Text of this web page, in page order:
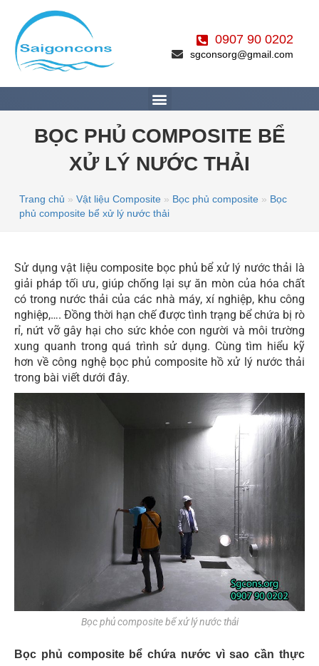
0907 90 0202
sgconsorg@gmail.com
BỌC PHỦ COMPOSITE BỂ
XỬ LÝ NƯỚC THẢI
Trang chủ »Vật liệu Composite » Bọc phủ composite » Bọc
phủ composite bể xử lý nước thải
Sử dụng vật liệu composite bọc phủ bể xử lý nước thải là
giải pháp tối ưu, giúp chống lại sự ăn mòn của hóa chất
có trong nước thải của các nhà máy, xí nghiệp, khu công
nghiệp,…. Đồng thời hạn chế được tình trạng bể chứa bị rò
rỉ, nứt vỡ gây hại cho sức khỏe con người và môi trường
xung quanh trong quá trình sử dụng. Cùng tìm hiểu kỹ
hơn về công nghệ bọc phủ composite hồ xử lý nước thải
trong bài viết dưới đây.
Bọc phủ composite bể xử lý nước thải
Bọc phủ composite bể chứa nước vì sao cần thực